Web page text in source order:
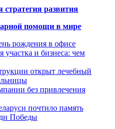
развития
помощи в мире
рождения в офисе
и бизнеса: чем
открыт лечебный
без привлечения
почтило память
Победы